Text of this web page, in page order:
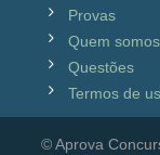
Provas
Quem somos
Questões
Termos de
© Aprova